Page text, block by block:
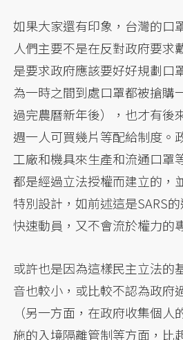
如果大家還有印象，台灣的口
人們主要不是在反對政府要求
是要求政府應該要好好規劃口
為一時之間到處口罩都被搶購
過完農曆新年後），也才有後
週一人可買幾片等配給制度。
工廠和機具來生產和流通口罩
都是經過立法授權而建立的，
特別設計，如前述這是SARS
快速動員，又不會流於權力的
或許也是因為這樣民主立法的
音也較小，或比較不認為政府
（另一方面，在政府收集個
施的入境隔離管制等方面，比